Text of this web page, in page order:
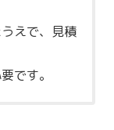
えで、見積
です。